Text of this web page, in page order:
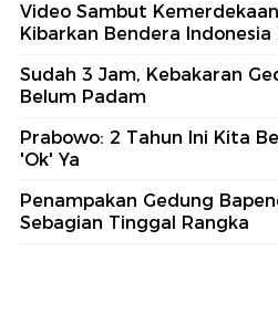
Video Sambut
Kibarkan Bendera Indonesia
Sudah 3 Jam, Kebakaran
Belum Padam
Prabowo: 2 Tahun Ini Kita
'Ok' Ya
Penampakan Gedung
Sebagian Tinggal Rangka